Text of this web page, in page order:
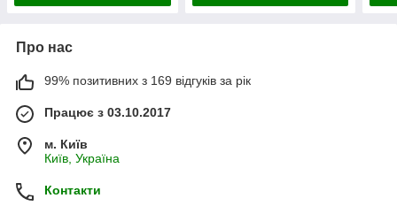
Про нас
99% позитивних з 169 відгуків за рік
Працює з 03.10.2017
м. Київ
Київ, Україна
Контакти